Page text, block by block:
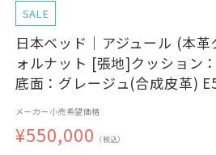
SALE
日本ベッド｜アジュール (本
ォルナット [張地]クッション
底面：グレージュ(合成皮革)
メーカー小売希望価格
¥550,000 （税込）